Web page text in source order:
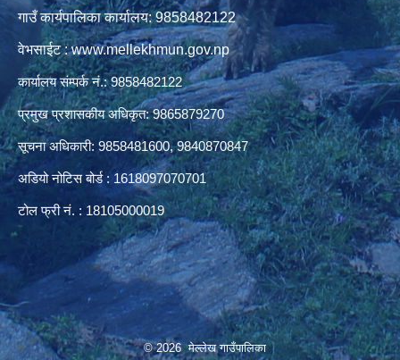
गाउँ कार्यपालिका कार्यालय: 9858482122
वेभसाईट : www.mellekhmun.gov.np
कार्यालय संम्पर्क नं.: 9858482122
प्रमुख प्रशासकीय अधिकृत: 9865879270
सूचना अधिकारी: 9858481600, 9840870847
अडियो नोटिस बोर्ड : 1618097070701
टोल फ्री नं. : 18105000019
© 2026 मेल्लेख गाउँपालिका